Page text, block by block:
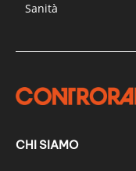
Sanità
CHI SIAMO